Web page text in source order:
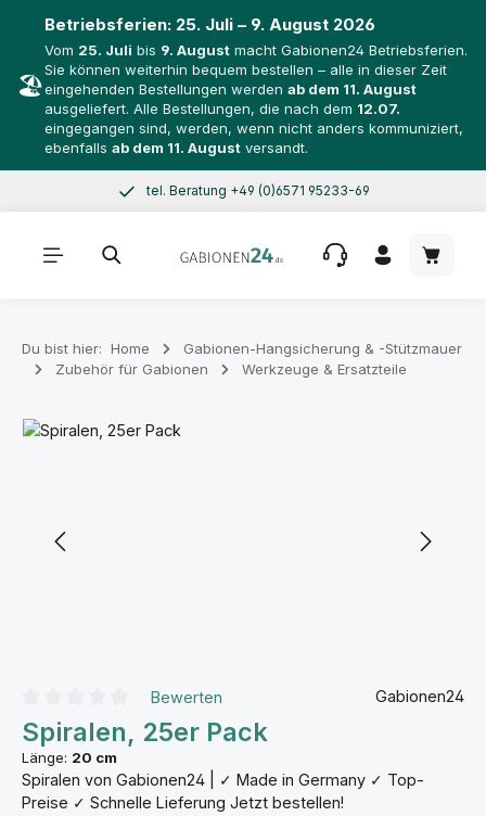
🏖️
Betriebsferien: 25. Juli – 9. August 2026
Vom 25. Juli bis 9. August macht Gabionen24 Betriebsferien.
Sie können weiterhin bequem bestellen – alle in dieser Zeit
eingehenden Bestellungen werden ab dem 11. August
ausgeliefert. Alle Bestellungen, die nach dem 12.07.
eingegangen sind, werden, wenn nicht anders kommuniziert,
ebenfalls ab dem 11. August versandt.
Zum Hauptinhalt springentel. Beratung +49 (0)6571 95233-69
Du bist hier: Home
Gabionen-Hangsicherung & -Stützmauer
Zubehör für Gabionen
Werkzeuge & Ersatzteile
Bildergalerie überspringen
Durchschnittliche Bewertung von 0 von 5 Sternen
Bewerten Gabionen24
Spiralen, 25er Pack
Länge: 20 cm
Spiralen von Gabionen24 | ✓ Made in Germany ✓ Top-
Preise ✓ Schnelle Lieferung Jetzt bestellen!